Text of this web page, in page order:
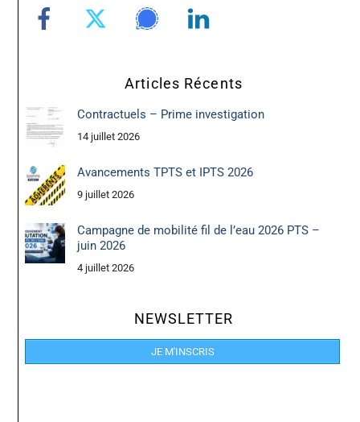
Articles Récents
Contractuels – Prime investigation
14 juillet 2026
Avancements TPTS et IPTS 2026
9 juillet 2026
Campagne de mobilité fil de l’eau 2026 PTS –
juin 2026
4 juillet 2026
NEWSLETTER
JE M'INSCRIS